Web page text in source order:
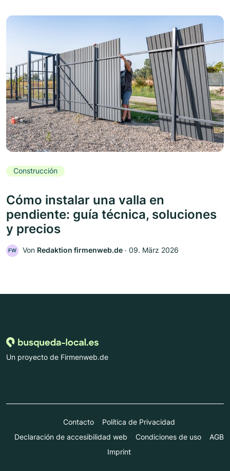
Construcción
Cómo instalar una valla en
pendiente: guía técnica, soluciones
y precios
FW Von Redaktion firmenweb.de ‧ 09. März 2026
Un proyecto de Firmenweb.de
Contacto
Política de Privacidad
Declaración de accesibilidad web
Condiciones de uso
AGB
Imprint